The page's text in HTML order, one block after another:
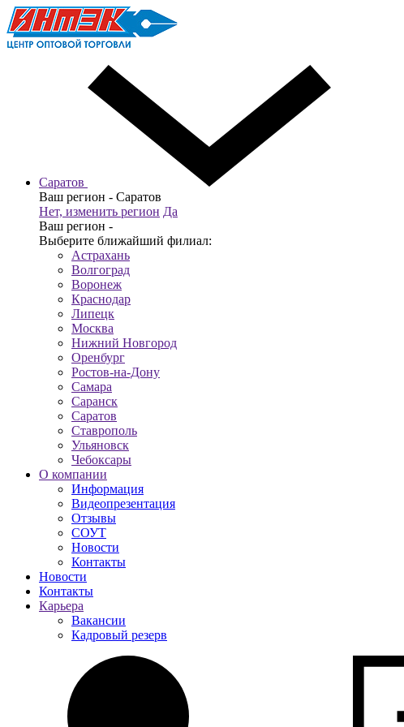
Саратов
Ваш регион - Саратов
Нет, изменить регион Да
Ваш регион -
Выберите ближайший филиал:
Астрахань
Волгоград
Воронеж
Краснодар
Липецк
Москва
Нижний Новгород
Оренбург
Ростов-на-Дону
Самара
Саранск
Саратов
Ставрополь
Ульяновск
Чебоксары
О компании
Информация
Видеопрезентация
Отзывы
СОУТ
Новости
Контакты
Новости
Контакты
Карьера
Вакансии
Кадровый резерв